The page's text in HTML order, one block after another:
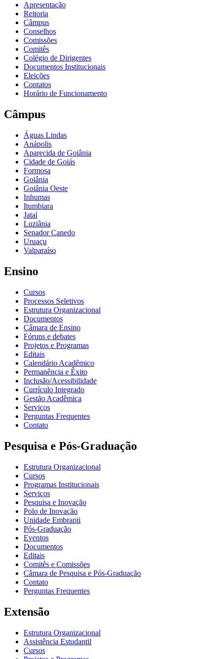
Apresentação
Reitoria
Câmpus
Conselhos
Comissões
Comitês
Colégio de Dirigentes
Documentos Institucionais
Eleições
Contatos
Horário de Funcionamento
Câmpus
Águas Lindas
Anápolis
Aparecida de Goiânia
Cidade de Goiás
Formosa
Goiânia
Goiânia Oeste
Inhumas
Itumbiara
Jataí
Luziânia
Senador Canedo
Uruaçu
Valparaíso
Ensino
Cursos
Processos Seletivos
Estrutura Organizacional
Documentos
Câmara de Ensino
Fóruns e debates
Projetos e Programas
Editais
Calendário Acadêmico
Permanência e Êxito
Inclusão/Acessibilidade
Currículo Integrado
Gestão Acadêmica
Serviços
Perguntas Frequentes
Contato
Pesquisa e Pós-Graduação
Estrutura Organizacional
Cursos
Programas Institucionais
Serviços
Pesquisa e Inovação
Polo de Inovação
Unidade Embrapii
Pós-Graduação
Eventos
Documentos
Editais
Comitês e Comissões
Câmara de Pesquisa e Pós-Graduação
Contato
Perguntas Frequentes
Extensão
Estrutura Organizacional
Assistência Estudantil
Cursos